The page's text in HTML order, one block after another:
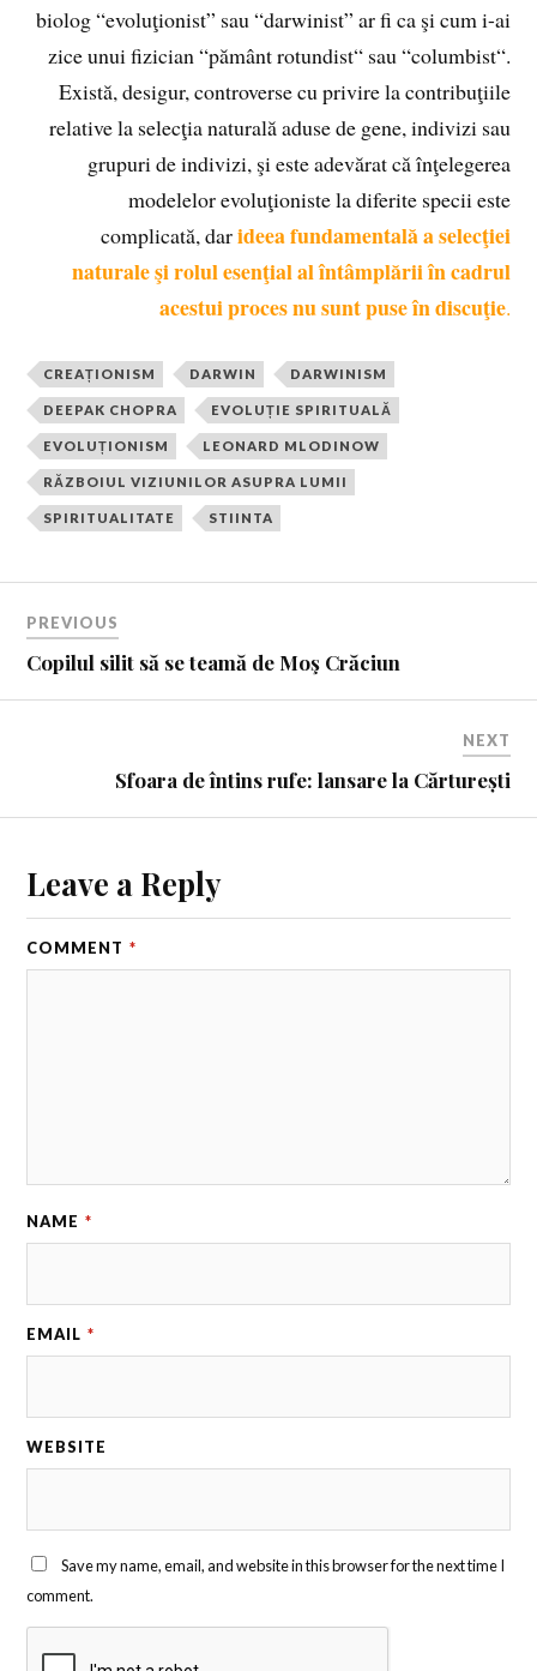
biolog “evoluţionist” sau “darwinist” ar fi ca şi cum i-ai
zice unui fizician “pământ rotundist“ sau “columbist“.
Există, desigur, controverse cu privire la contribuţiile
relative la selecţia naturală aduse de gene, indivizi sau
grupuri de indivizi, şi este adevărat că înţelegerea
modelelor evoluţioniste la diferite specii este
complicată, darideea fundamentală a selecţiei
naturale şi rolul esenţial al întâmplării în cadrul
acestui proces nu sunt puse în discuţie.
CREAȚIONISM DARWIN DARWINISM
DEEPAK CHOPRA EVOLUȚIE SPIRITUALĂ
EVOLUȚIONISM LEONARD MLODINOW
RĂZBOIUL VIZIUNILOR ASUPRA LUMII
SPIRITUALITATE STIINTA
PREVIOUS
Copilul silit să se teamă de Moş Crăciun
NEXT
Sfoara de întins rufe: lansare la Cărturești
Leave a Reply
COMMENT *
NAME *
EMAIL *
WEBSITE
Save my name, email, and website in this browser for the next time I
comment.